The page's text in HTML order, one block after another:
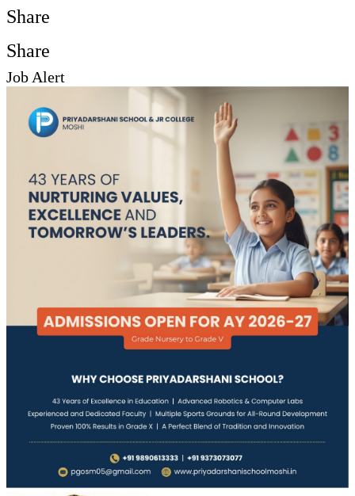
Share
Facebook
Twitter
LinkedIn
Pinterest
WhatsApp
Telegram
Share
via
Email
Print
Share
Facebook
Twitter
LinkedIn
Pinterest
Messenger
Messenger
WhatsApp
Telegram
Share
via
Print
Job Alert